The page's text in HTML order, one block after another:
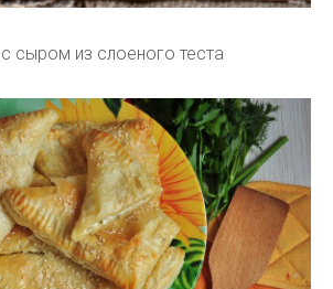
сыром из слоеного теста